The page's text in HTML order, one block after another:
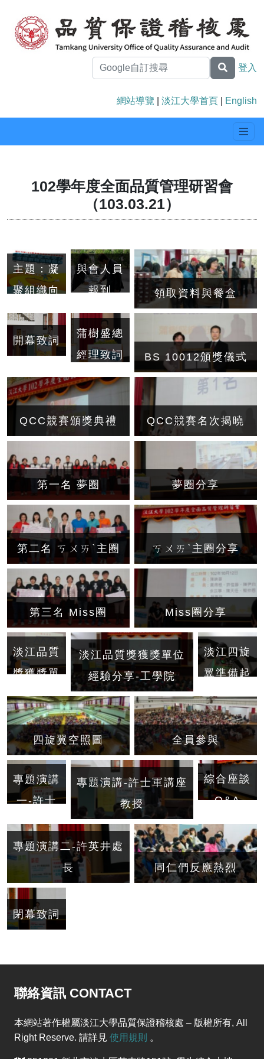
登入
網站導覽 淡江大學首頁 English
102學年度全面品質管理研習會
（103.03.21）
主題：凝
聚組織向
心力，激
發創新品
質服務
與會人員
報到
領取資料與餐盒
開幕致詞
蒲樹盛總
經理致詞
BS 10012頒獎儀式
QCC競賽頒獎典禮 QCC競賽名次揭曉
第一名 夢圈 夢圈分享
第二名 ㄎㄨㄞˋ主圈 ㄎㄨㄞˋ主圈分享
第三名 Miss圈 Miss圈分享
淡江品質
獎獲獎單
位經驗分
享-工學
院
淡江品質獎獲獎單位
經驗分享-工學院
淡江四旋
翼準備起
飛
四旋翼空照圖 全員參與
專題演講
一-許士
軍講座教
授
專題演講-許士軍講座
教授
專題演講二-許英井處
長
綜合座談
Q&A
同仁們反應熱烈
閉幕致詞
聯絡資訊 CONTACT
本網站著作權屬淡江大學品質保證稽核處 – 版權所有, All
Right Reserve. 請詳見 使用規則 。